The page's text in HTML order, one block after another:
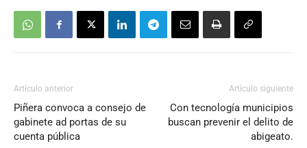
Artículo anterior
Piñera convoca a consejo de
gabinete ad portas de su
cuenta pública
Artículo siguiente
Con tecnología municipios
buscan prevenir el delito de
abigeato.